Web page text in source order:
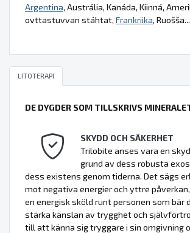
Argentina, Austrália, Kanáda, Kiinná,
ovttastuvvan stáhtat, Frankriika, Ruošša...
LITOTERAPI
DE DYGDER SOM TILLSKRIVS
SKYDD OCH SÄKERHET
Trilobite anses vara en
grund av dess robusta
dess existens genom tiderna. Det sägs
mot negativa energier och yttre
en energisk sköld runt personen som bär
stärka känslan av trygghet och
till att känna sig tryggare i sin omgivning